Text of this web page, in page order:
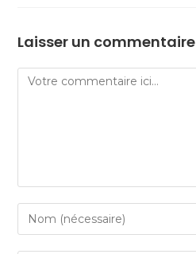
Laisser un commentaire